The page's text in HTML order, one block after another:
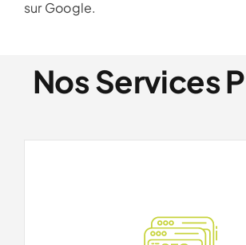
sur Google.
Nos Services